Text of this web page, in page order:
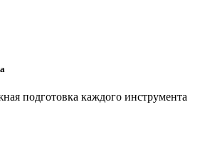
подготовка каждого инструмента